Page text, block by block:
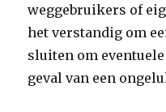
weggebruikers of
het verstandig om
sluiten om
geval van een